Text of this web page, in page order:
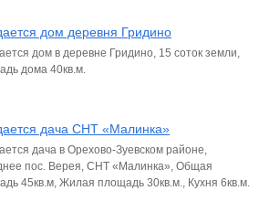
дом деревня Гридино
дом в деревне Гридино, 15 соток земли,
дома 40кв.м.
дача СНТ «Малинка»
дача в Орехово-Зуевском районе,
пос. Верея, СНТ «Малинка», Общая
45кв.м, Жилая площадь 30кв.м., Кухня 6кв.м.